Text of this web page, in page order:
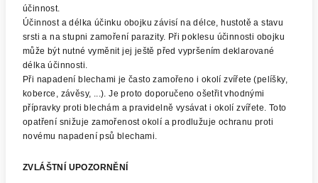
účinnost.
Účinnost a délka účinku obojku závisí na délce, hustotě a stavu
srsti a na stupni zamoření parazity. Při poklesu účinnosti obojku
může být nutné vyměnit jej ještě před vypršením deklarované
délka účinnosti.
Při napadení blechami je často zamořeno i okolí zvířete (pelíšky,
koberce, závěsy, ...). Je proto doporučeno ošetřit vhodnými
přípravky proti blechám a pravidelně vysávat i okolí zvířete. Toto
opatření snižuje zamořenost okolí a prodlužuje ochranu proti
novému napadení psů blechami.
ZVLÁŠTNÍ UPOZORNĚNÍ